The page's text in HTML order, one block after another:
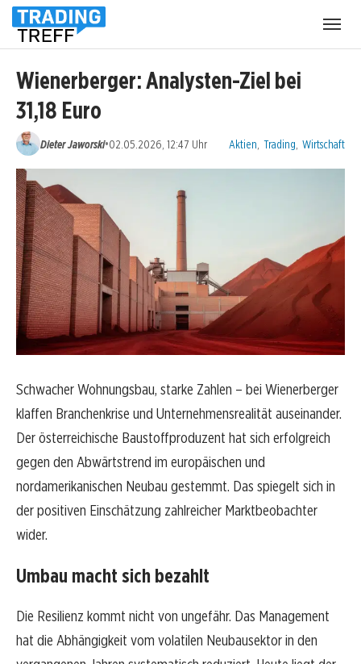
Wienerberger: Analysten-Ziel bei
31,18 Euro
Dieter Jaworski•02.05.2026, 12:47 Uhr Kategorien:
Aktien Trading Wirtschaft
Schwacher Wohnungsbau, starke Zahlen – bei Wienerberger
klaffen Branchenkrise und Unternehmensrealität auseinander.
Der österreichische Baustoffproduzent hat sich erfolgreich
gegen den Abwärtstrend im europäischen und
nordamerikanischen Neubau gestemmt. Das spiegelt sich in
der positiven Einschätzung zahlreicher Marktbeobachter
wider.
Umbau macht sich bezahlt
Die Resilienz kommt nicht von ungefähr. Das Management
hat die Abhängigkeit vom volatilen Neubausektor in den